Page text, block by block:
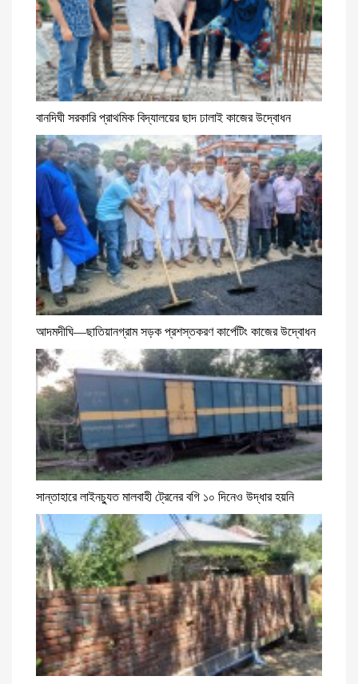
বানদিঘী সরকারি প্রাথমিক বিদ্যালয়ের ছাদ ঢালাই কাজের উদ্বোধন
আদমদীঘি—ছাতিয়ানগ্রাম সড়ক প্রশস্তকরণ কার্পেটিং কাজের উদ্বোধন
সান্তাহারে লাইনচ্যুত মালবাহী ট্রেনের বগি ১০ দিনেও উদ্ধার হয়নি